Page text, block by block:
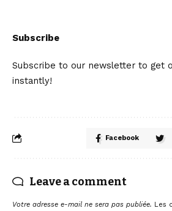
Subscribe
Subscribe to our newsletter to get
instantly!
Facebook
Leave a comment
Votre adresse e-mail ne sera pas publiée. Les